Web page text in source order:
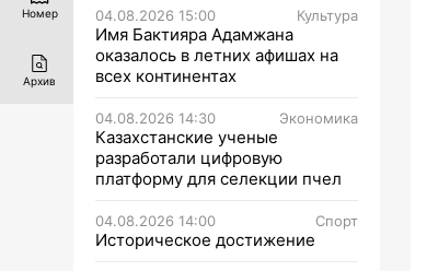
04.08.2026 15:00 Культура
Имя Бактияра Адамжана
оказалось в летних афишах на
всех континентах
04.08.2026 14:30 Экономика
Казахстанские ученые
разработали цифровую
платформу для селекции пчел
04.08.2026 14:00 Спорт
Историческое достижение
Номер
Архив